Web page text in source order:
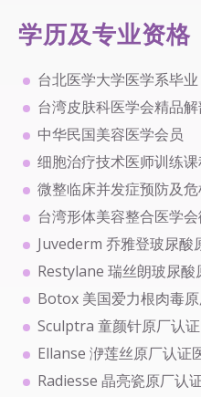
学历及专业资格
台北医学大学医学系毕业
台湾皮肤科医学会精品
中华民国美容医学会员
细胞治疗技术医师训练
微整临床并发症预防及
台湾形体美容整合医学
Juvederm 乔雅登玻尿酸
Restylane 瑞丝朗玻尿酸
Botox 美国爱力根肉毒
Sculptra 童颜针原厂认
Ellanse 洢莲丝原厂认证
Radiesse 晶亮瓷原厂认